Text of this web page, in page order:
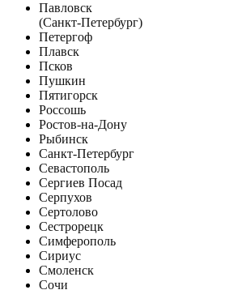
Павловск
(Санкт-Петербург)
Петергоф
Плавск
Псков
Пушкин
Пятигорск
Россошь
Ростов-на-Дону
Рыбинск
Санкт-Петербург
Севастополь
Сергиев Посад
Серпухов
Сертолово
Сестрорецк
Симферополь
Сириус
Смоленск
Сочи